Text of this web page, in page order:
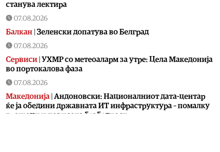
станува лектира
07.08.2026
Балкан Зеленски допатува во Белград
07.08.2026
Сервиси УХМР со метеоаларм за утре: Цела Македонија
во портокалова фаза
07.08.2026
Македонија Андоновски: Националниот дата-центар
ќе ја обедини државната ИТ инфраструктура – помалку
трошоци и повисока безбедност